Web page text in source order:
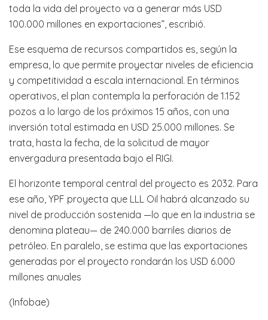
toda la vida del proyecto va a generar más USD
100.000 millones en exportaciones”, escribió.
Ese esquema de recursos compartidos es, según la
empresa, lo que permite proyectar niveles de eficiencia
y competitividad a escala internacional. En términos
operativos, el plan contempla la perforación de 1.152
pozos a lo largo de los próximos 15 años, con una
inversión total estimada en USD 25.000 millones. Se
trata, hasta la fecha, de la solicitud de mayor
envergadura presentada bajo el RIGI.
El horizonte temporal central del proyecto es 2032. Para
ese año, YPF proyecta que LLL Oil habrá alcanzado su
nivel de producción sostenida —lo que en la industria se
denomina plateau— de 240.000 barriles diarios de
petróleo. En paralelo, se estima que las exportaciones
generadas por el proyecto rondarán los USD 6.000
millones anuales
(Infobae)